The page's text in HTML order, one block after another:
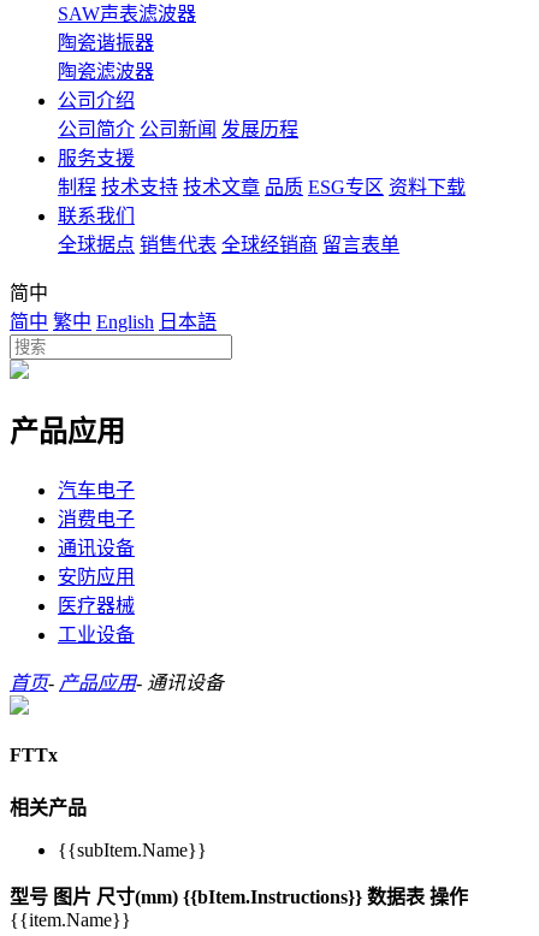
SAW声表滤波器
陶瓷谐振器
陶瓷滤波器
公司介绍
公司简介 公司新闻 发展历程
服务支援
制程 技术支持 技术文章 品质 ESG专区 资料下载
联系我们
全球据点 销售代表 全球经销商 留言表单
简中
简中 繁中 English 日本語
产品应用
汽车电子
消费电子
通讯设备
安防应用
医疗器械
工业设备
首页- 产品应用- 通讯设备
FTTx
相关产品
{{subItem.Name}}
型号 图片 尺寸(mm) {{bItem.Instructions}} 数据表 操作
{{item.Name}}